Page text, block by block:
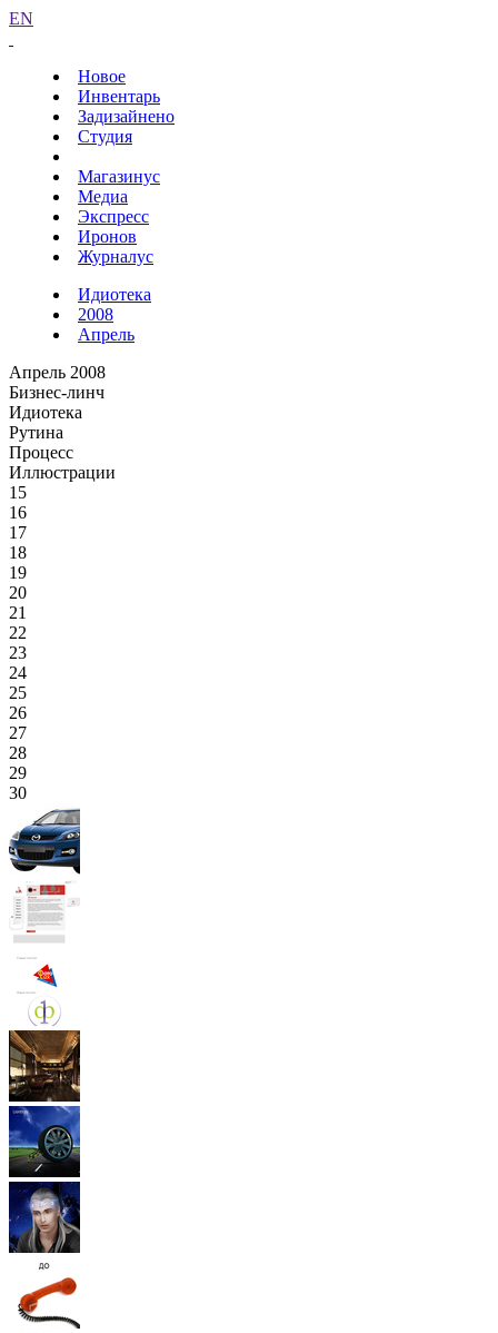
EN
Новое
Инвентарь
Задизайнено
Студия
Магазинус
Медиа
Экспресс
Иронов
Журналус
Идиотека
2008
Апрель
Апрель 2008
Бизнес-линч
Идиотека
Рутина
Процесс
Иллюстрации
15
16
17
18
19
20
21
22
23
24
25
26
27
28
29
30